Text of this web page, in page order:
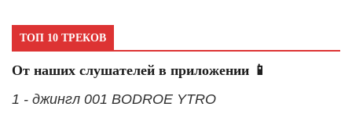
ТОП 10 ТРЕКОВ
От наших слушателей в приложении 📱
1 - джингл 001 BODROE YTRO